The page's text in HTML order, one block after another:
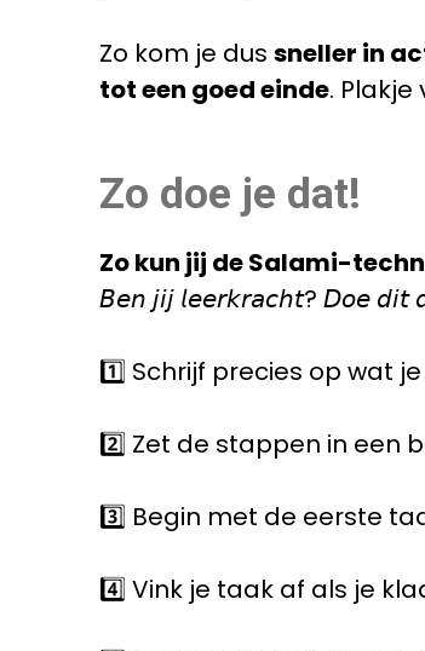
Zo kom je dus sneller in
tot een goed einde. Plakje
Zo doe je dat!
Zo kun jij de Salami-
𝘉𝘦𝘯 𝘫𝘪𝘫 𝘭𝘦𝘦𝘳𝘬𝘳𝘢𝘤𝘩𝘵? 𝘋𝘰𝘦
1️⃣ Schrijf precies op wat
2️⃣ Zet de stappen in een
3️⃣ Begin met de eerste
4️⃣ Vink je taak af als je